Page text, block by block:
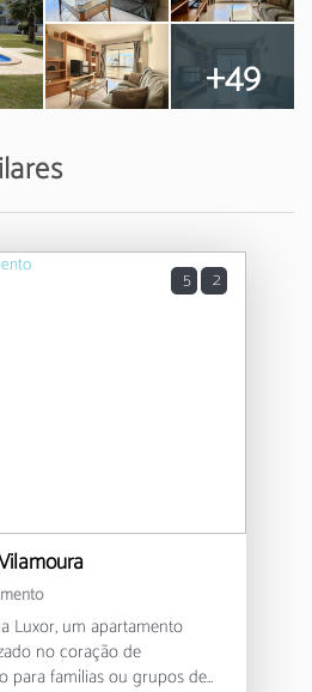
+49
5 2
Luxor, um apartamento
no coração de
para famílias ou grupos de